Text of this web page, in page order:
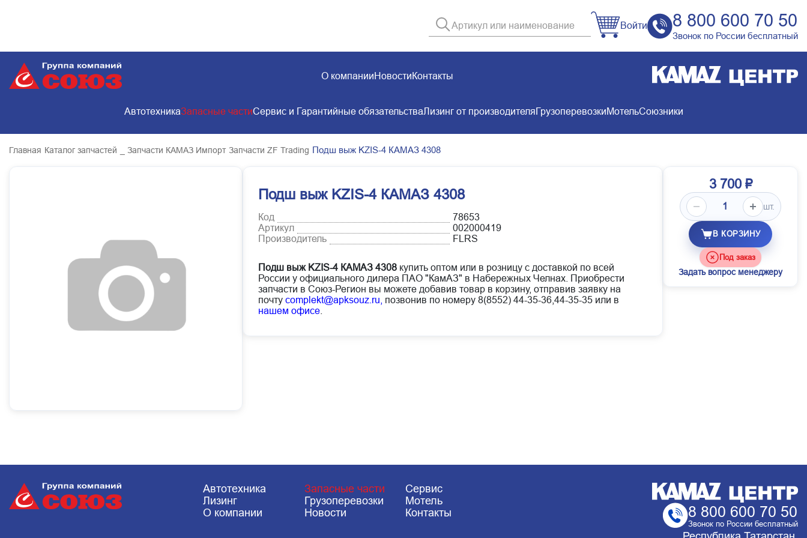
Войти 8 800 600 70 50
Звонок по России бесплатный
О компанииНовостиКонтакты
АвтотехникаЗапасные частиСервис и Гарантийные обязательстваЛизинг от производителяГрузоперевозкиМотельСоюзники
Главная Каталог запчастей _ Запчасти КАМАЗ Импорт Запчасти ZF Trading Подш выж KZIS-4 КАМАЗ 4308
Подш выж KZIS-4 КАМАЗ 4308
Код
78653
Артикул
002000419
Производитель
FLRS
Подш выж KZIS-4 КАМАЗ 4308 купить оптом или в розницу с доставкой по всей
России у официального дилера ПАО "КамАЗ" в Набережных Челнах. Приобрести
запчасти в Союз-Регион вы можете добавив товар в корзину, отправив заявку на
почту complekt@apksouz.ru, позвонив по номеру 8(8552) 44-35-36,44-35-35 или в
нашем офисе
3 700 ₽
шт.
В КОРЗИНУ
Под заказ
Задать вопрос менеджеру
Автотехника Запасные части
Сервис
Лизинг
Грузоперевозки
Мотель
О компании
Новости Контакты 8 800 600 70 50
Звонок по России бесплатный